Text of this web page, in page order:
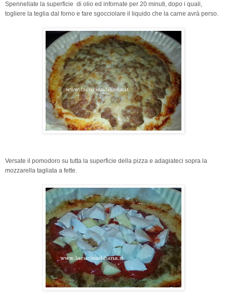
Spennellate la superficie di olio ed infornate per 20 minuti, dopo i quali,
togliere la teglia dal forno e fare sgocciolare il liquido che la carne avrà perso.
Versate il pomodoro su tutta la superficie della pizza e adagiateci sopra la
mozzarella tagliata a fette.